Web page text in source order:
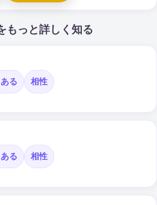
もっと詳しく知る
る 相性
る 相性